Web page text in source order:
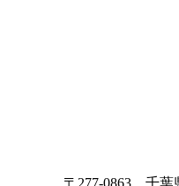
〒277-0863 千葉